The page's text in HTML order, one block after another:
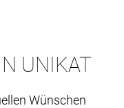
UNIKAT
Wünschen